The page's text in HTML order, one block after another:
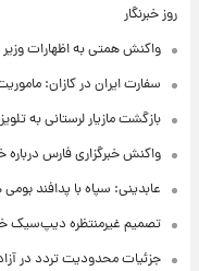
روز خبرنگار
واکنش همتی به اظهارات وزیر
سفارت ایران در کازان:
بازگشت مازیار لرستانی به
واکنش خبرگزاری فارس
عابدینی: سپاه با پدافند
تصمیم غیرمنتظره دیپ‌سیک
جزئیات محدودیت تردد در